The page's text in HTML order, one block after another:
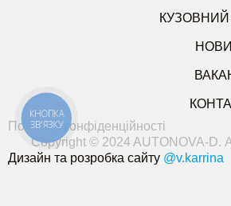
Copyright © 2024 AUTONOVA-D.
Політика конфіденційності
Дизайн та розробка сайту @v.karrina
КНОПКА
ЗВ'ЯЗКУ